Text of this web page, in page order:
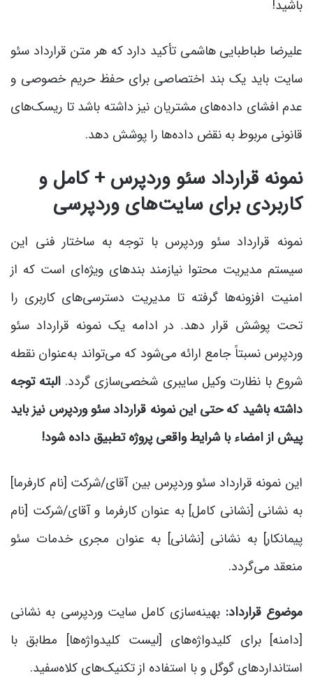
باشید!
علیرضا طباطبایی هاشمی تأکید دارد که هر متن قرارداد سئو
سایت باید یک بند اختصاصی برای حفظ حریم خصوصی و
عدم افشای داده‌های مشتریان نیز داشته باشد تا ریسک‌های
قانونی مربوط به نقض داده‌ها را پوشش دهد.
نمونه قرارداد سئو وردپرس + کامل و
کاربردی برای سایت‌های وردپرسی
نمونه قرارداد سئو وردپرس با توجه به ساختار فنی این
سیستم مدیریت محتوا نیازمند بندهای ویژه‌ای است که از
امنیت افزونه‌ها گرفته تا مدیریت دسترسی‌های کاربری را
تحت پوشش قرار دهد. در ادامه یک نمونه قرارداد سئو
وردپرس نسبتاً جامع ارائه می‌شود که می‌تواند به‌عنوان نقطه
شروع با نظارت وکیل سایبری شخصی‌سازی گردد. البته توجه
داشته باشید که حتی این نمونه قرارداد سئو وردپرس نیز باید
پیش از امضاء با شرایط واقعی پروژه تطبیق داده شود!
این نمونه قرارداد سئو وردپرس بین آقای/شرکت [نام کارفرما]
به نشانی [نشانی کامل] به عنوان کارفرما و آقای/شرکت [نام
پیمانکار] به نشانی [نشانی] به عنوان مجری خدمات سئو
منعقد می‌گردد.
موضوع قرارداد: بهینه‌سازی کامل سایت وردپرسی به نشانی
[دامنه] برای کلیدواژه‌های [لیست کلیدواژه‌ها] مطابق با
استانداردهای گوگل و با استفاده از تکنیک‌های کلاه‌سفید.